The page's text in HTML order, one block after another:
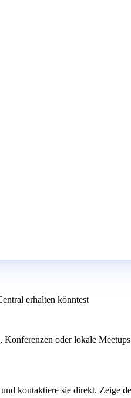
erhalten könntest
oder lokale
kontaktiere sie direkt. Zeige